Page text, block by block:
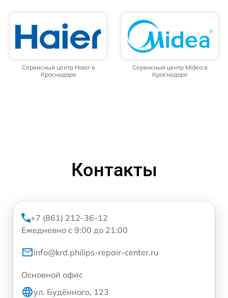
Сервисный центр Haier в
Краснодаре
Сервисный центр Midea в
Краснодаре
Контакты
+7 (861) 212-36-12
Ежедневно с 9:00 до 21:00
info@krd.philips-repair-center.ru
Основной офис
ул. Будённого, 123